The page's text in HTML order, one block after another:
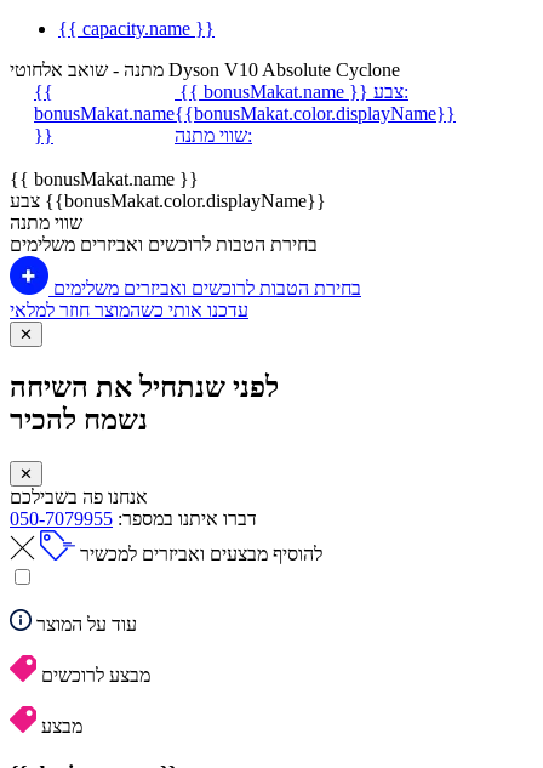
{{ capacity.name }}
מתנה - שואב אלחוטי Dyson V10 Absolute Cyclone
{{
bonusMakat.name
}}
{{ bonusMakat.name }}
צבע:
{{bonusMakat.color.displayName}}
שווי מתנה:
{{ bonusMakat.name }}
צבע {{bonusMakat.color.displayName}}
שווי מתנה
בחירת הטבות לרוכשים ואביזרים משלימים
בחירת הטבות לרוכשים ואביזרים משלימים
עדכנו אותי כשהמוצר חוזר למלאי
✕
לפני שנתחיל את השיחה
נשמח להכיר
✕
אנחנו פה בשבילכם
דברו איתנו במספר: 050-7079955
להוסיף מבצעים ואביזרים למכשיר
עוד על המוצר
מבצע לרוכשים
מבצע